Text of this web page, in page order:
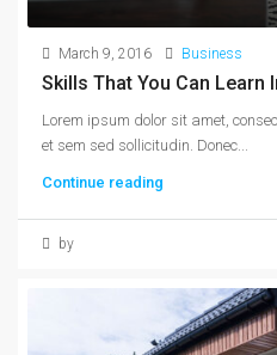
March 9, 2016 Business
Skills That You Can Learn
Lorem ipsum dolor sit amet,
et sem sed sollicitudin. Donec...
Continue reading
by